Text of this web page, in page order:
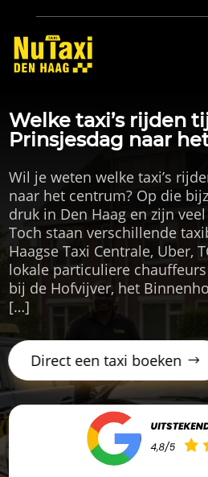
Welke taxi’s rijden
Prinsjesdag naar
Wil je weten welke taxi’s
naar het centrum? Op die
druk in Den Haag en zijn
Toch staan verschillende
Haagse Taxi Centrale, Uber,
lokale particuliere
bij de Hofvijver, het
[…]
Direct een taxi boeken